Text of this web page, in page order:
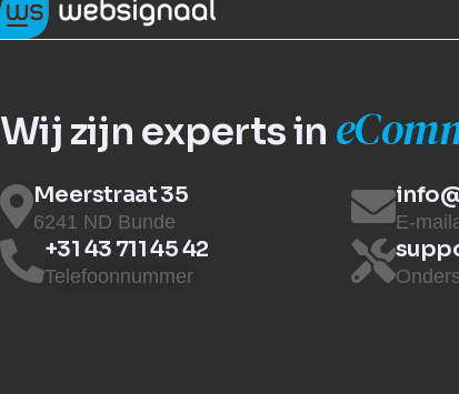
Wij zijn experts in
Meerstraat 35
6241 ND Bunde E-
+31 43 711 45 42
Telefoonnummer